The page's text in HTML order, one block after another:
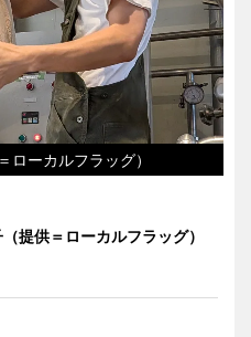
ローカルフラッグ）
提供＝ローカルフラッグ）